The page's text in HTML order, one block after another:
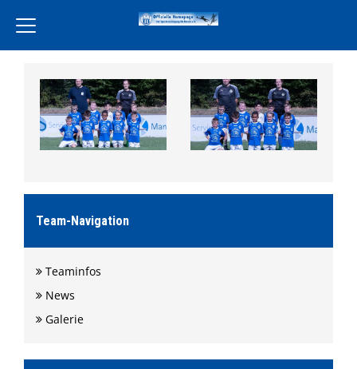
Verein
Leckereien Liebe
Aktivität
Training
Events
Formulare
Team-Navigation
Teaminfos
News
Galerie